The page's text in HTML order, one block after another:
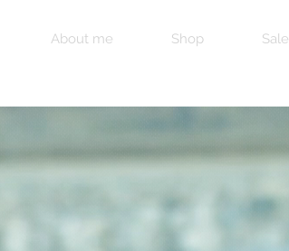
About me Shop Sale